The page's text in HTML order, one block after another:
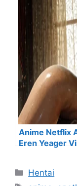
Anime Netflix
Eren Yeager
Categorías
Hentai